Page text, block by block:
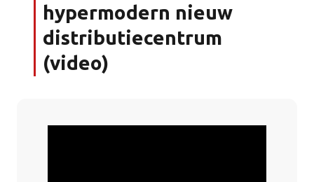
hypermodern nieuw
distributiecentrum
(video)